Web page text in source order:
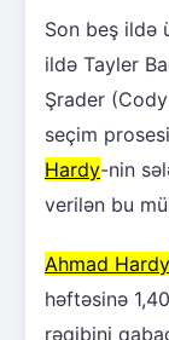
Son beş ildə
ildə Tayler
Şrader
seçim
Hardy-nin
verilən bu
Ahmad Hardy
həftəsinə
rəqibini